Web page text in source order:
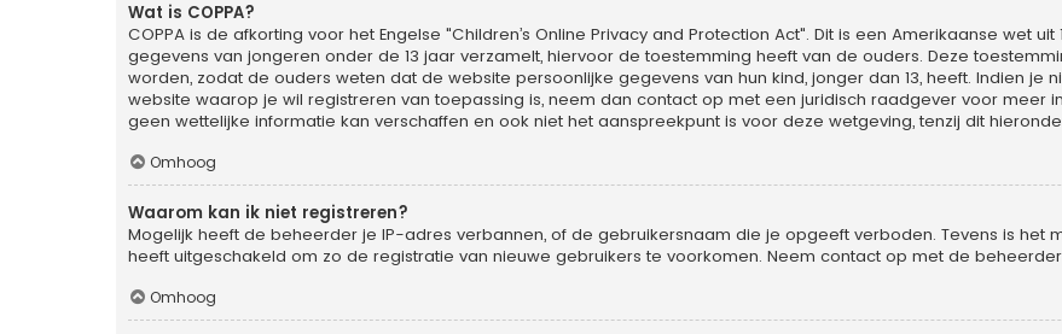
Wat is COPPA?
COPPA is de afkorting voor het Engelse "Children’s Online Privacy and Protection Act". Dit is een Amerikaanse wet
gegevens van jongeren onder de 13 jaar verzamelt, hiervoor de toestemming heeft van de ouders. Deze
worden, zodat de ouders weten dat de website persoonlijke gegevens van hun kind, jonger dan 13, heeft. Indien je
website waarop je wil registreren van toepassing is, neem dan contact op met een juridisch raadgever voor meer
geen wettelijke informatie kan verschaffen en ook niet het aanspreekpunt is voor deze wetgeving, tenzij dit
Omhoog
Waarom kan ik niet registreren?
Mogelijk heeft de beheerder je IP-adres verbannen, of de gebruikersnaam die je opgeeft verboden. Tevens is
heeft uitgeschakeld om zo de registratie van nieuwe gebruikers te voorkomen. Neem contact op met de
Omhoog